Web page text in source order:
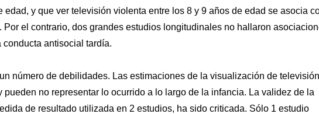
y que ver televisión violenta entre los 8 y 9 años de edad se asocia
el contrario, dos grandes estudios longitudinales no hallaron
antisocial tardía.
número de debilidades. Las estimaciones de la visualización de
pueden no representar lo ocurrido a lo largo de la infancia. La validez de la
de resultado utilizada en 2 estudios, ha sido criticada. Sólo 1 estudio